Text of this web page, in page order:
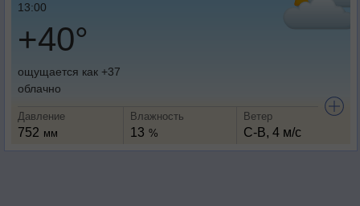
13:00
+40°
ощущается как +37
облачно
Давление
752 мм
Влажность
13 %
Ветер
С-В, 4 м/с